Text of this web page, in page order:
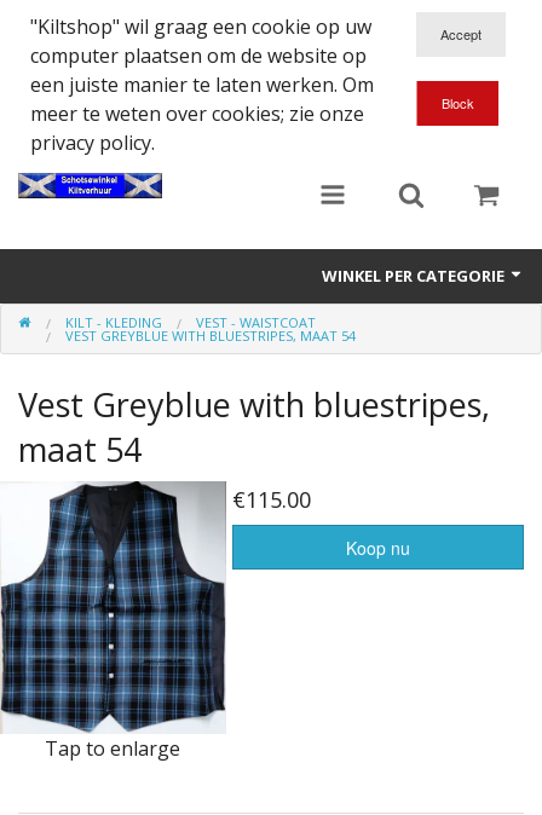
"Kiltshop" wil graag een cookie op uw
computer plaatsen om de website op
een juiste manier te laten werken. Om
meer te weten over cookies; zie onze
privacy policy.
WINKEL PER CATEGORIE
Accessoires
Eten en Drinken
Kilt - Kleding
Highland Titles
Verhuur
AFGEPRIJST - UITVERKOOP
KILT - KLEDING VEST - WAISTCOAT
VEST GREYBLUE WITH BLUESTRIPES, MAAT 54
Vest Greyblue with bluestripes,
maat 54
Tap to enlarge
€115.00
Koop nu